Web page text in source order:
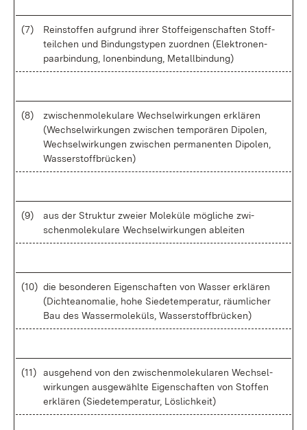
(7)
Rein­stof­fen auf­grund ih­rer Stof­f­ei­gen­schaf­ten Stoff­
teil­chen und Bin­dungs­ty­pen zu­ord­nen (Elek­tro­nen­
paar­bin­dung, Io­nen­bin­dung, Me­tall­bin­dung)
(8)
zwi­schen­mo­le­ku­la­re Wech­sel­wir­kun­gen er­klä­ren
(Wech­sel­wir­kun­gen zwi­schen tem­po­rä­ren Di­po­len,
Wech­sel­wir­kun­gen zwi­schen per­ma­nen­ten Di­po­len,
Was­ser­stoff­brü­cken)
(9)
aus der Struk­tur zwei­er Mo­le­kü­le mög­li­che zwi­
schen­mo­le­ku­la­re Wech­sel­wir­kun­gen ab­lei­ten
(10) die be­son­de­ren Ei­gen­schaf­ten von Was­ser er­klä­ren
(Dich­te­ano­ma­lie, ho­he Sie­de­tem­pe­ra­tur, räum­li­cher
Bau des Was­ser­mo­le­küls, Was­ser­stoff­brü­cken)
(11)
aus­ge­hend von den zwi­schen­mo­le­ku­la­ren Wech­sel­
wir­kun­gen aus­ge­wähl­te Ei­gen­schaf­ten von Stof­fen
er­klä­ren (Sie­de­tem­pe­ra­tur, Lös­lich­keit)